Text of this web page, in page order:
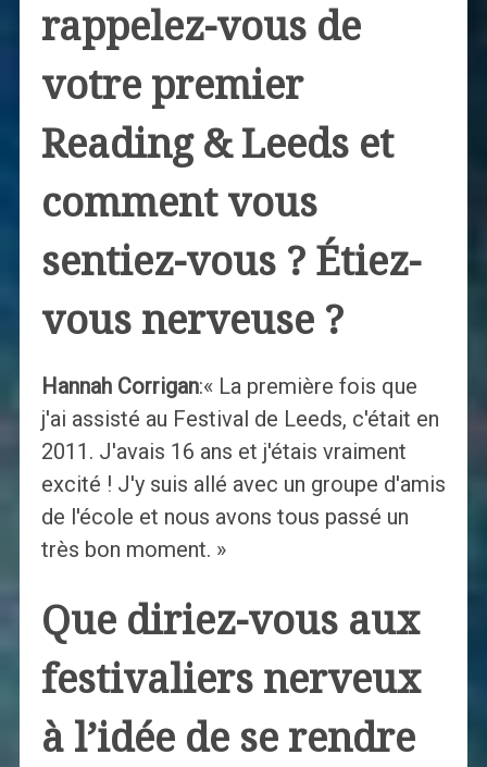
rappelez-vous de
votre premier
Reading & Leeds et
comment vous
sentiez-vous ? Étiez-
vous nerveuse ?
Hannah Corrigan:« La première fois que
j'ai assisté au Festival de Leeds, c'était en
2011. J'avais 16 ans et j'étais vraiment
excité ! J'y suis allé avec un groupe d'amis
de l'école et nous avons tous passé un
très bon moment. »
Que diriez-vous aux
festivaliers nerveux
à l’idée de se rendre